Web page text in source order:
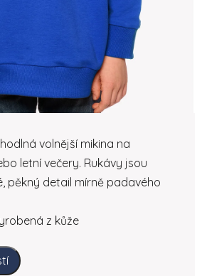
volnější mikina na
letní večery. Rukávy jsou
pěkný detail mírně padavého
z kůže